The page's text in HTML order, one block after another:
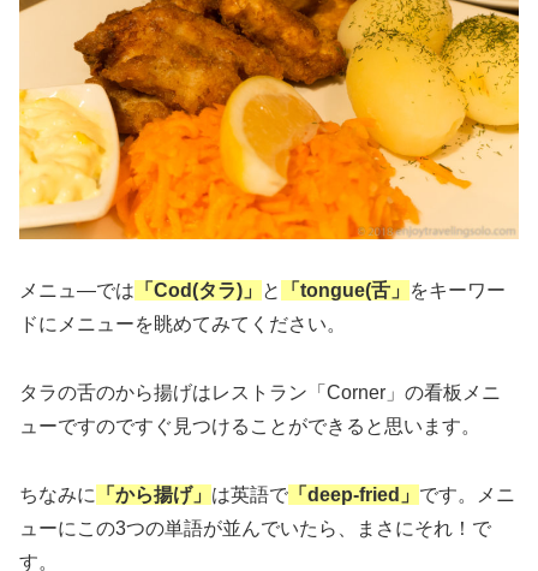
メニュ―では 「Cod(タラ)」 と 「tongue(舌」
をキーワー
ドにメニューを眺めてみてください。
タラの舌のから揚げはレストラン「Corner」の看板メニ
ューですのですぐ見つけることができると思います。
ちなみに 「から揚げ」 は英語で 「deep-fried」 です。メニ
ューにこの3つの単語が並んでいたら、まさにそれ！で
す。